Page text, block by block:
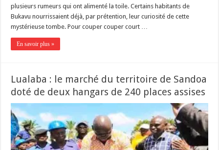
plusieurs rumeurs qui ont alimenté la toile. Certains habitants de
Bukavu nourrissaient déjà, par prétention, leur curiosité de cette
mystérieuse tombe. Pour couper couper court …
En savoir plus »
Lualaba : le marché du territoire de Sandoa
doté de deux hangars de 240 places assises